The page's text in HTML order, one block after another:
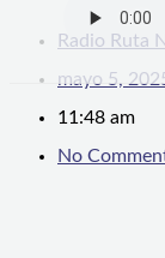
Radio Ruta
mayo 5,
11:48 am
No